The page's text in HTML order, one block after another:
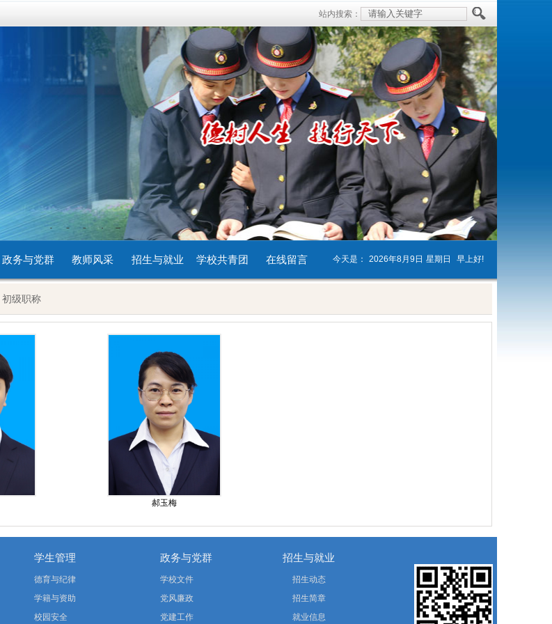
站内搜索：
1 2 3 4 5
政务与党群 教师风采 招生与就业 学校共青团 在线留言 今天是： 2026年8月9日 星期日 早上好!
初级职称
郝玉梅
学生管理
德育与纪律
学籍与资助
校园安全
政务与党群
学校文件
党风廉政
党建工作
招生与就业
招生动态
招生简章
就业信息